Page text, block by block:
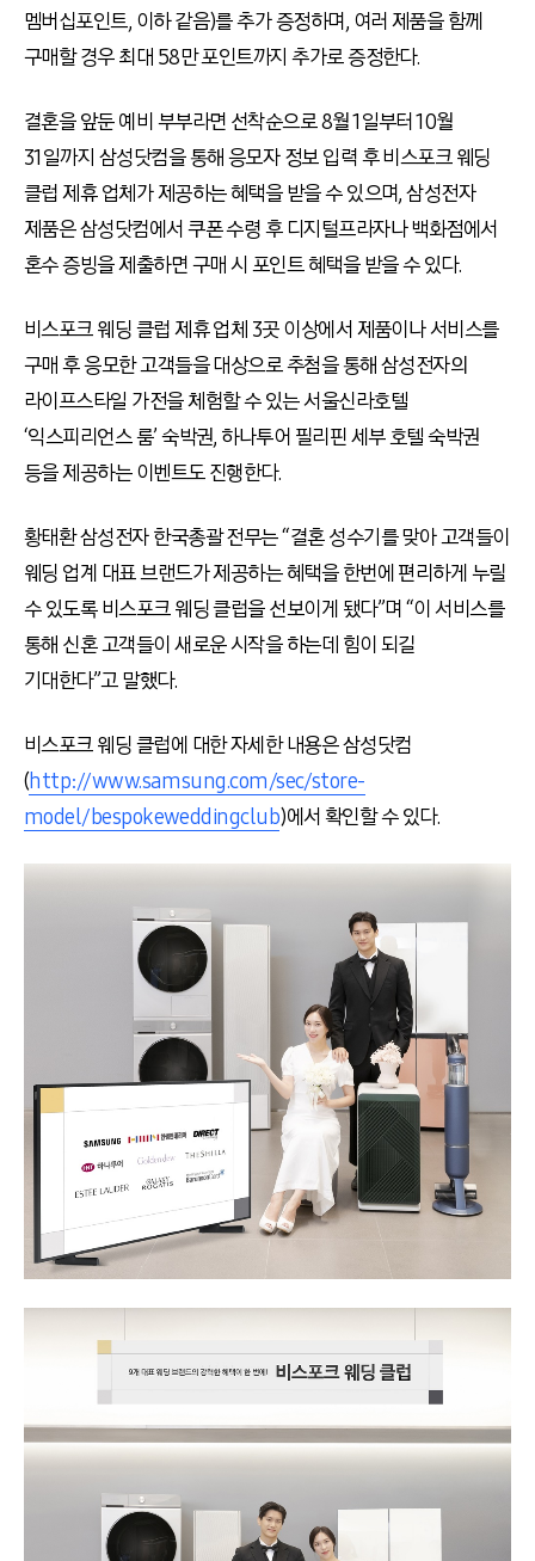
멤버십포인트, 이하 같음)를 추가 증정하며, 여러 제품을 함께
구매할 경우 최대 58만 포인트까지 추가로 증정한다.
결혼을 앞둔 예비 부부라면 선착순으로 8월 1일부터 10월
31일까지 삼성닷컴을 통해 응모자 정보 입력 후 비스포크 웨딩
클럽 제휴 업체가 제공하는 혜택을 받을 수 있으며, 삼성전자
제품은 삼성닷컴에서 쿠폰 수령 후 디지털프라자나 백화점에서
혼수 증빙을 제출하면 구매 시 포인트 혜택을 받을 수 있다.
비스포크 웨딩 클럽 제휴 업체 3곳 이상에서 제품이나 서비스를
구매 후 응모한 고객들을 대상으로 추첨을 통해 삼성전자의
라이프스타일 가전을 체험할 수 있는 서울신라호텔
‘익스피리언스 룸’ 숙박권, 하나투어 필리핀 세부 호텔 숙박권
등을 제공하는 이벤트도 진행한다.
황태환 삼성전자 한국총괄 전무는 “결혼 성수기를 맞아 고객들이
웨딩 업계 대표 브랜드가 제공하는 혜택을 한번에 편리하게 누릴
수 있도록 비스포크 웨딩 클럽을 선보이게 됐다”며 “이 서비스를
통해 신혼 고객들이 새로운 시작을 하는데 힘이 되길
기대한다”고 말했다.
비스포크 웨딩 클럽에 대한 자세한 내용은 삼성닷컴
(http://www.samsung.com/sec/store-
model/bespokeweddingclub)에서 확인할 수 있다.